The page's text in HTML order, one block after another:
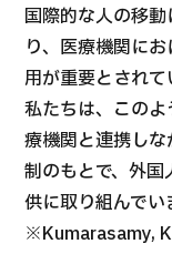
国際的な人の移
り、医療機関に
用が重要とされて
私たちは、この
療機関と連携し
制のもとで、外
供に取り組んでい
※Kumarasamy,